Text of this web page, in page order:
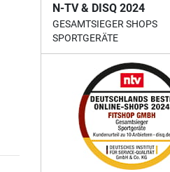
N-TV & DISQ 2024
GESAMTSIEGER SHOPS
SPORTGERÄTE